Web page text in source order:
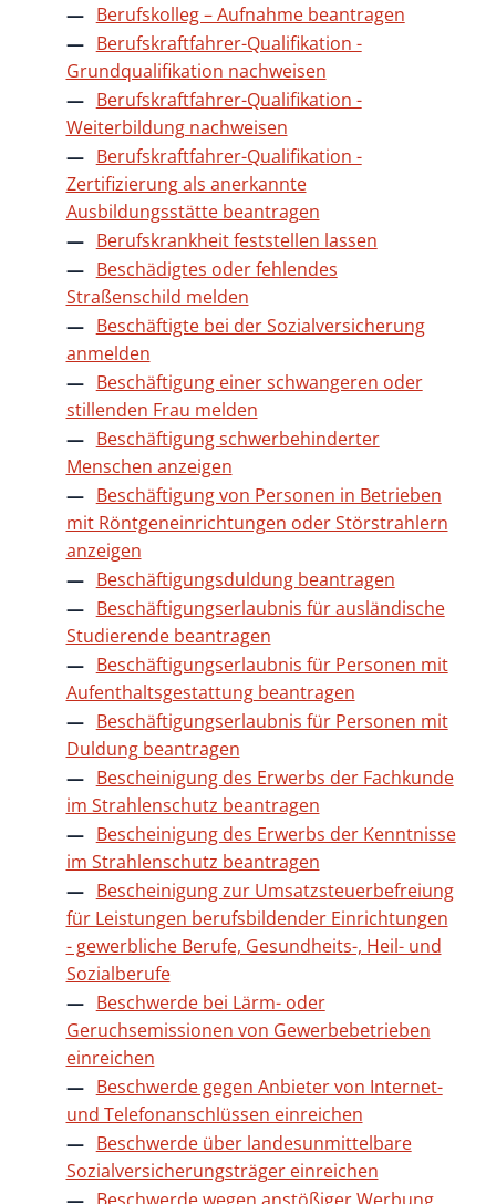
Berufskolleg – Aufnahme beantragen
Berufskraftfahrer-Qualifikation -
Grundqualifikation nachweisen
Berufskraftfahrer-Qualifikation -
Weiterbildung nachweisen
Berufskraftfahrer-Qualifikation -
Zertifizierung als anerkannte
Ausbildungsstätte beantragen
Berufskrankheit feststellen lassen
Beschädigtes oder fehlendes
Straßenschild melden
Beschäftigte bei der Sozialversicherung
anmelden
Beschäftigung einer schwangeren oder
stillenden Frau melden
Beschäftigung schwerbehinderter
Menschen anzeigen
Beschäftigung von Personen in Betrieben
mit Röntgeneinrichtungen oder Störstrahlern
anzeigen
Beschäftigungsduldung beantragen
Beschäftigungserlaubnis für ausländische
Studierende beantragen
Beschäftigungserlaubnis für Personen mit
Aufenthaltsgestattung beantragen
Beschäftigungserlaubnis für Personen mit
Duldung beantragen
Bescheinigung des Erwerbs der Fachkunde
im Strahlenschutz beantragen
Bescheinigung des Erwerbs der Kenntnisse
im Strahlenschutz beantragen
Bescheinigung zur Umsatzsteuerbefreiung
für Leistungen berufsbildender Einrichtungen
- gewerbliche Berufe, Gesundheits-, Heil- und
Sozialberufe
Beschwerde bei Lärm- oder
Geruchsemissionen von Gewerbebetrieben
einreichen
Beschwerde gegen Anbieter von Internet-
und Telefonanschlüssen einreichen
Beschwerde über landesunmittelbare
Sozialversicherungsträger einreichen